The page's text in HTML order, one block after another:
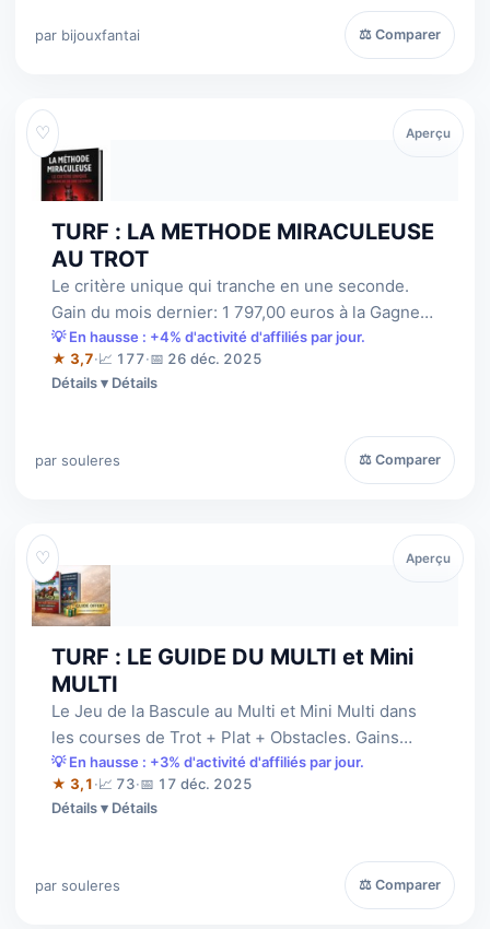
par bijouxfantai ⚖ Comparer
♡
TURF : LA METHODE MIRACULEUSE
AU TROT
Le critère unique qui tranche en une seconde.
Gain du mois dernier: 1 797,00 euros à la Gagne
pour des mises de 10 euros et 631,0…
💡 En hausse : +4% d'activité d'affiliés par jour.
★ 3,7·📈 177·📅 26 déc. 2025
Détails
par souleres ⚖ Comparer
Aperçu
♡
TURF : LE GUIDE DU MULTI et Mini
MULTI
Le Jeu de la Bascule au Multi et Mini Multi dans
les courses de Trot + Plat + Obstacles. Gains
moyens de 38 euros + 456 euros par…
💡 En hausse : +3% d'activité d'affiliés par jour.
★ 3,1·📈 73·📅 17 déc. 2025
Détails
par souleres ⚖ Comparer
Aperçu